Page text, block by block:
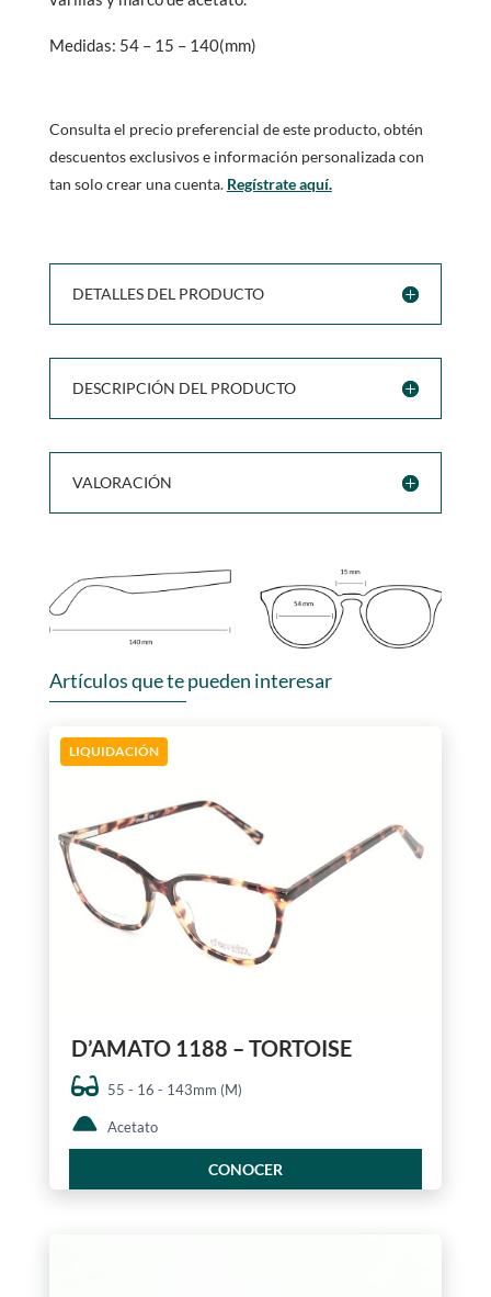
Medidas: 54 – 15 – 140(mm)
Consulta el precio preferencial de este producto, obtén
descuentos exclusivos e información personalizada con
tan solo crear una cuenta. Regístrate aquí.
DETALLES DEL PRODUCTO
DESCRIPCIÓN DEL PRODUCTO
VALORACIÓN
Artículos que te pueden interesar
LIQUIDACIÓN
D’AMATO 1188 – TORTOISE
55 - 16 - 143mm (M)
Acetato
CONOCER